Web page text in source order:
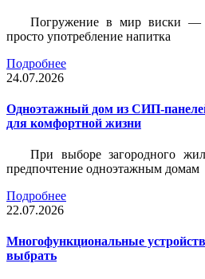
Погружение в мир виски —
просто употребление напитка
Подробнее
24.07.2026
Одноэтажный дом из СИП-
для комфортной жизни
При выборе загородного
предпочтение одноэтажным домам
Подробнее
22.07.2026
Многофункциональные
выбрать